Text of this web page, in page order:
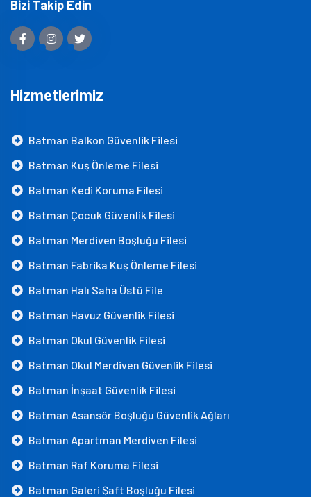
Bizi Takip Edin
Hizmetlerimiz
Batman Balkon Güvenlik Filesi
Batman Kuş Önleme Filesi
Batman Kedi Koruma Filesi
Batman Çocuk Güvenlik Filesi
Batman Merdiven Boşluğu Filesi
Batman Fabrika Kuş Önleme Filesi
Batman Halı Saha Üstü File
Batman Havuz Güvenlik Filesi
Batman Okul Güvenlik Filesi
Batman Okul Merdiven Güvenlik Filesi
Batman İnşaat Güvenlik Filesi
Batman Asansör Boşluğu Güvenlik Ağları
Batman Apartman Merdiven Filesi
Batman Raf Koruma Filesi
Batman Galeri Şaft Boşluğu Filesi